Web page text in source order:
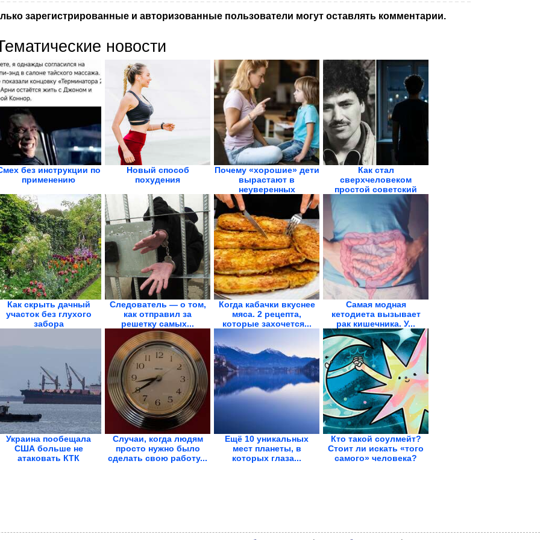
зарегистрированные и авторизованные пользователи могут оставлять комментарии.
новости
без инструкции по
применению
Новый способ
похудения
Почему «хорошие» дети
вырастают в
неуверенных
взрослых....
Как стал
сверхчеловеком
простой советский
электрик Яков...
Как cкрыть дачный
участок без глухого
забора
Следователь — о том,
как отправил за
решетку самых...
Когда кабачки вкуснее
мяса. 2 рецепта,
которые захочется...
Самая модная
кетодиета вызывает
рак кишечника. У...
Украина пообещала
США больше не
атаковать КТК
Случаи, когда людям
просто нужно было
сделать свою работу...
Ещё 10 уникальных
мест планеты, в
которых глаза...
Кто такой соулмейт?
Стоит ли искать «того
самого» человека?